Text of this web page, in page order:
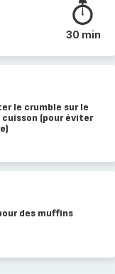
30 min
le crumble sur le
cuisson (pour éviter
des muffins